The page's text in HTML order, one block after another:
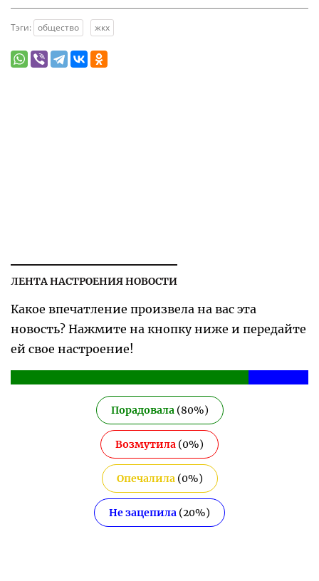
Тэги: общество жкх
ЛЕНТА НАСТРОЕНИЯ НОВОСТИ
Какое впечатление произвела на вас эта
новость? Нажмите на кнопку ниже и передайте
ей свое настроение!
Порадовала(80%)
Возмутила (0%)
Опечалила(0%)
Не зацепила (20%)